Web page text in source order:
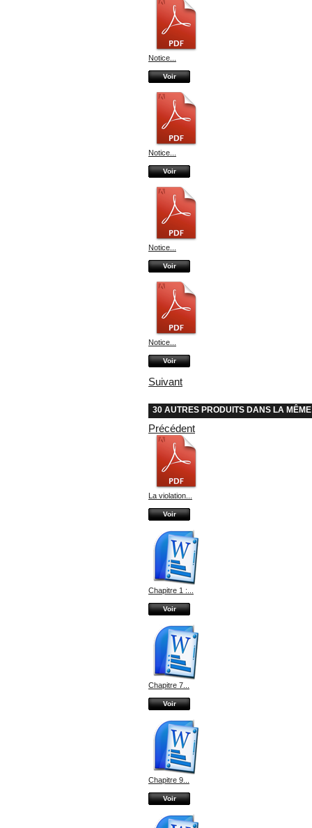
Notice...
Voir
Notice...
Voir
Notice...
Voir
Notice...
Voir
Suivant
30 AUTRES PRODUITS DANS LA
Précédent
La violation...
Voir
Chapitre 1 :...
Voir
Chapitre 7...
Voir
Chapitre 9...
Voir